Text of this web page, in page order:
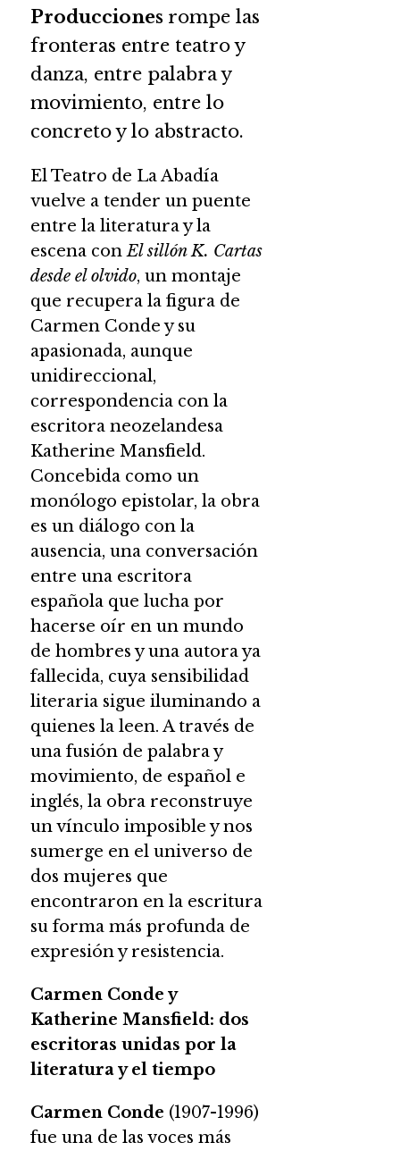
Producciones rompe las
fronteras entre teatro y
danza, entre palabra y
movimiento, entre lo
concreto y lo abstracto.
El Teatro de La Abadía
vuelve a tender un puente
entre la literatura y la
escena conEl sillón K. Cartas
desde el olvido, un montaje
que recupera la figura de
Carmen Conde y su
apasionada, aunque
unidireccional,
correspondencia con la
escritora neozelandesa
Katherine Mansfield.
Concebida como un
monólogo epistolar, la obra
es un diálogo con la
ausencia, una conversación
entre una escritora
española que lucha por
hacerse oír en un mundo
de hombres y una autora ya
fallecida, cuya sensibilidad
literaria sigue iluminando a
quienes la leen. A través de
una fusión de palabra y
movimiento, de español e
inglés, la obra reconstruye
un vínculo imposible y nos
sumerge en el universo de
dos mujeres que
encontraron en la escritura
su forma más profunda de
expresión y resistencia.
Carmen Conde y
Katherine Mansfield: dos
escritoras unidas por la
literatura y el tiempo
Carmen Conde (1907-1996)
fue una de las voces más